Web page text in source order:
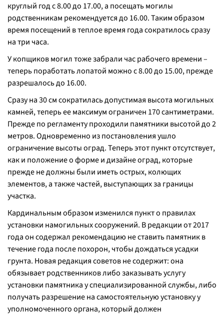
круглый год с 8.00 до 17.00, а посещать могилы
родственникам рекомендуется до 16.00. Таким образом
время посещений в теплое время года сократилось сразу
на три часа.
У копщиков могил тоже забрали час рабочего времени –
теперь поработать лопатой можно с 8.00 до 15.00, прежде
разрешалось до 16.00.
Сразу на 30 см сократилась допустимая высота могильных
камней, теперь ее максимум ограничен 170 сантиметрами.
Прежде по регламенту проходили памятники высотой до 2
метров. Одновременно из постановления ушло
ограничение высоты оград. Теперь этот пункт отсутствует,
как и положение о форме и дизайне оград, которые
прежде не должны были иметь острых, колющих
элементов, а также частей, выступающих за границы
участка.
Кардинальным образом изменился пункт о правилах
установки намогильных сооружений. В редакции от 2017
года он содержал рекомендацию не ставить памятник в
течение года после похорон, чтобы дождаться усадки
грунта. Новая редакция советов не содержит: она
обязывает родственников либо заказывать услугу
установки памятника у специализированной службы, либо
получать разрешение на самостоятельную установку у
уполномоченного органа, который должен